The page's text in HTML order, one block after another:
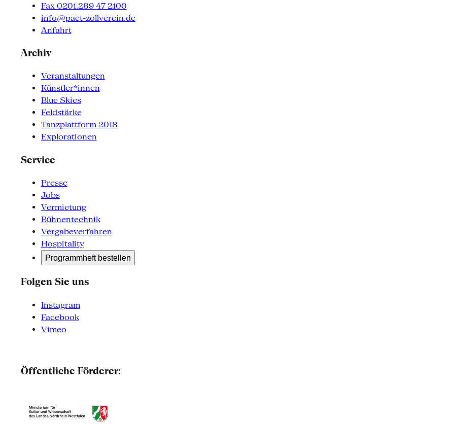
Fax 0201.289 47 2100
info@pact-zollverein.de
Anfahrt
Archiv
Veranstaltungen
Künstler*innen
Blue Skies
Feldstärke
Tanzplattform 2018
Explorationen
Service
Presse
Jobs
Vermietung
Bühnentechnik
Vergabeverfahren
Hospitality
Programmheft bestellen
Folgen Sie uns
Instagram
Facebook
Vimeo
Öffentliche Förderer: